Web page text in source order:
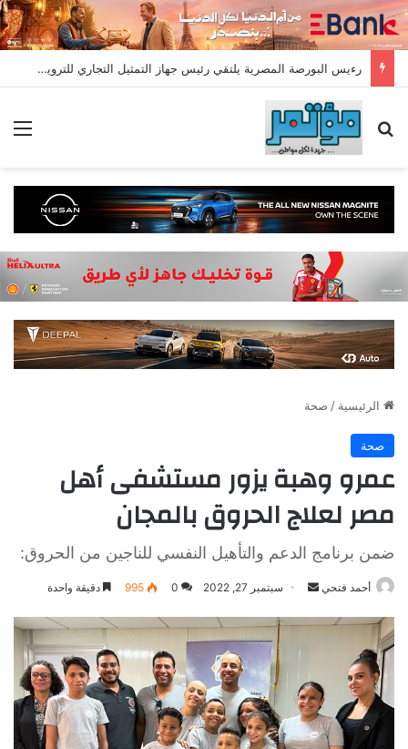
رءيس البورصة المصرية يلتقي رئيس جهاز التمثيل التجاري للترويج لسوق المال وجذب الاستثمارات الأجنبية
بحث عن
الرئيسية / صحة
صحة
عمرو وهبة يزور مستشفى أهل
مصر لعلاج الحروق بالمجان
ضمن برنامج الدعم والتأهيل النفسي للناجين من الحروق:
أحمد فتحي
أرسل
إلكترونيا
سبتمبر 27, 2022 0
995 دقيقة واحدة